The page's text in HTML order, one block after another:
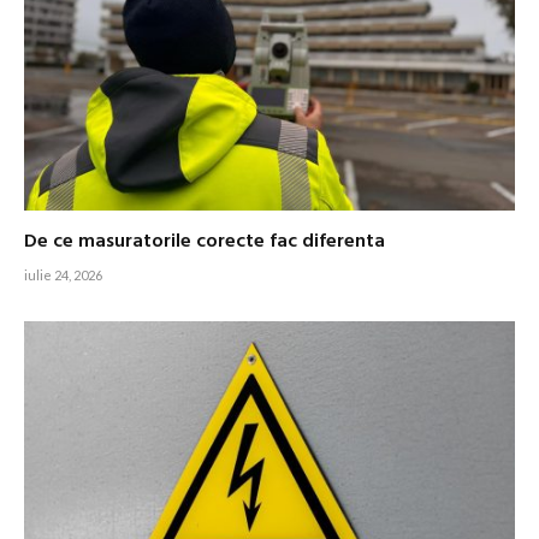
De ce masuratorile corecte fac diferenta
iulie 24, 2026